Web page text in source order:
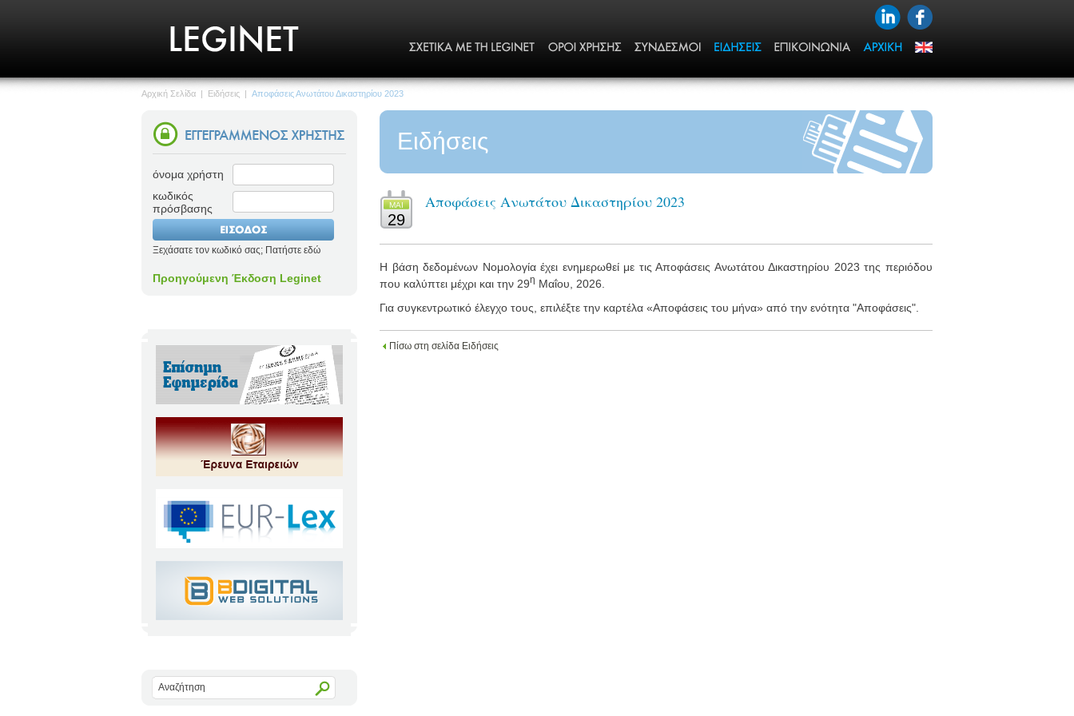
Αρχική Σελίδα | Ειδήσεις | Αποφάσεις Ανωτάτου Δικαστηρίου 2023
όνομα χρήστη
κωδικός
πρόσβασης
Ξεχάσατε τον κωδικό σας; Πατήστε εδώ
Προηγούμενη Έκδοση Leginet
Ειδήσεις
MΑΙ
29
Αποφάσεις Ανωτάτου Δικαστηρίου 2023
Η βάση δεδομένων Νομολογία έχει ενημερωθεί με τις Αποφάσεις Ανωτάτου Δικαστηρίου 2023 της περιόδου
που καλύπτει μέχρι και την 29η Μαΐου, 2026.
Για συγκεντρωτικό έλεγχο τους, επιλέξτε την καρτέλα «Αποφάσεις του μήνα» από την ενότητα "Αποφάσεις".
Πίσω στη σελίδα Ειδήσεις